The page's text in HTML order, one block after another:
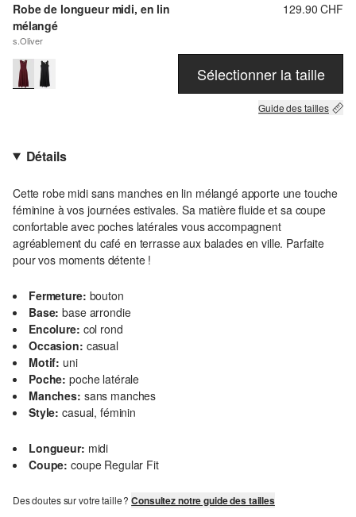
Robe de longueur midi, en lin
mélangé
s.Oliver
129.90 CHF
Sélectionner la taille
Guide des tailles
Détails
Cette robe midi sans manches en lin mélangé apporte une touche
féminine à vos journées estivales. Sa matière fluide et sa coupe
confortable avec poches latérales vous accompagnent
agréablement du café en terrasse aux balades en ville. Parfaite
pour vos moments détente !
Fermeture: bouton
Base: base arrondie
Encolure: col rond
Occasion: casual
Motif: uni
Poche: poche latérale
Manches: sans manches
Style: casual, féminin
Longueur: midi
Coupe: coupe Regular Fit
Des doutes sur votre taille ?Consultez notre guide des tailles